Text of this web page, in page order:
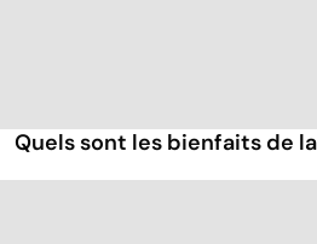
Quels sont les bienfaits de